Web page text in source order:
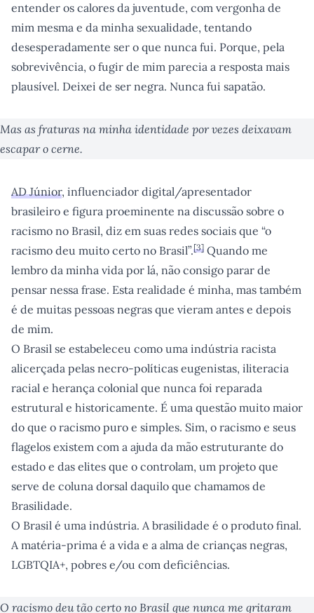
entender os calores da juventude, com vergonha de
mim mesma e da minha sexualidade, tentando
desesperadamente ser o que nunca fui. Porque, pela
sobrevivência, o fugir de mim parecia a resposta mais
plausível. Deixei de ser negra. Nunca fui sapatão.
Mas as fraturas na minha identidade por vezes deixavam
escapar o cerne.
AD Júnior, influenciador digital/apresentador
brasileiro e figura proeminente na discussão sobre o
racismo no Brasil, diz em suas redes sociais que “o
racismo deu muito certo no Brasil”.[3] Quando me
lembro da minha vida por lá, não consigo parar de
pensar nessa frase. Esta realidade é minha, mas também
é de muitas pessoas negras que vieram antes e depois
de mim.
O Brasil se estabeleceu como uma indústria racista
alicerçada pelas necro-políticas eugenistas, iliteracia
racial e herança colonial que nunca foi reparada
estrutural e historicamente. É uma questão muito maior
do que o racismo puro e simples. Sim, o racismo e seus
flagelos existem com a ajuda da mão estruturante do
estado e das elites que o controlam, um projeto que
serve de coluna dorsal daquilo que chamamos de
Brasilidade.
O Brasil é uma indústria. A brasilidade é o produto final.
A matéria-prima é a vida e a alma de crianças negras,
LGBTQIA+, pobres e/ou com deficiências.
O racismo deu tão certo no Brasil que nunca me gritaram